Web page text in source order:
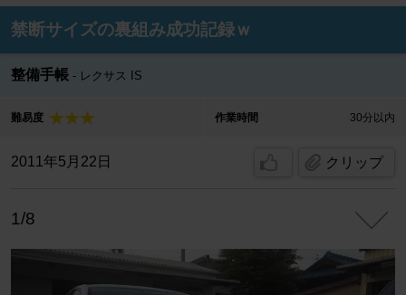
禁断サイズの裏組み成功記録ｗ
整備手帳 レクサス IS
難易度 作業時間 30分以内
2011年5月22日 クリップ
1/8